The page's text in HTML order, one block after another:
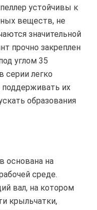
устойчивы к
веществ, не
значительной
прочно закреплен
углом 35
серии легко
их
образования
основана на
среде.
вал, на котором
крыльчатки,